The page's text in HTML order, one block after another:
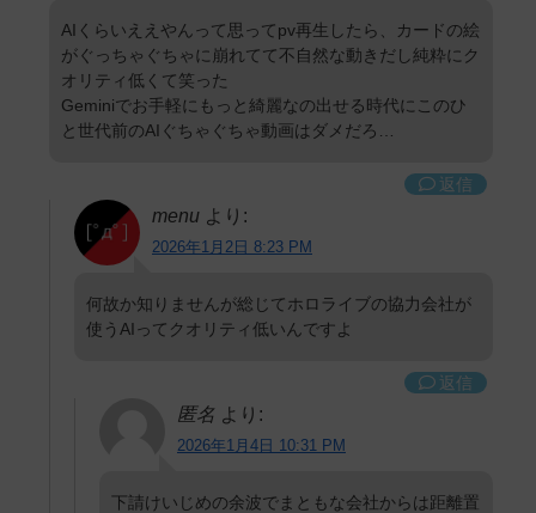
AIくらいええやんって思ってpv再生したら、カードの絵
がぐっちゃぐちゃに崩れてて不自然な動きだし純粋にク
オリティ低くて笑った
Geminiでお手軽にもっと綺麗なの出せる時代にこのひ
と世代前のAIぐちゃぐちゃ動画はダメだろ…
返信
menu より:
2026年1月2日 8:23 PM
何故か知りませんが総じてホロライブの協力会社が
使うAIってクオリティ低いんですよ
返信
匿名 より:
2026年1月4日 10:31 PM
下請けいじめの余波でまともな会社からは距離置